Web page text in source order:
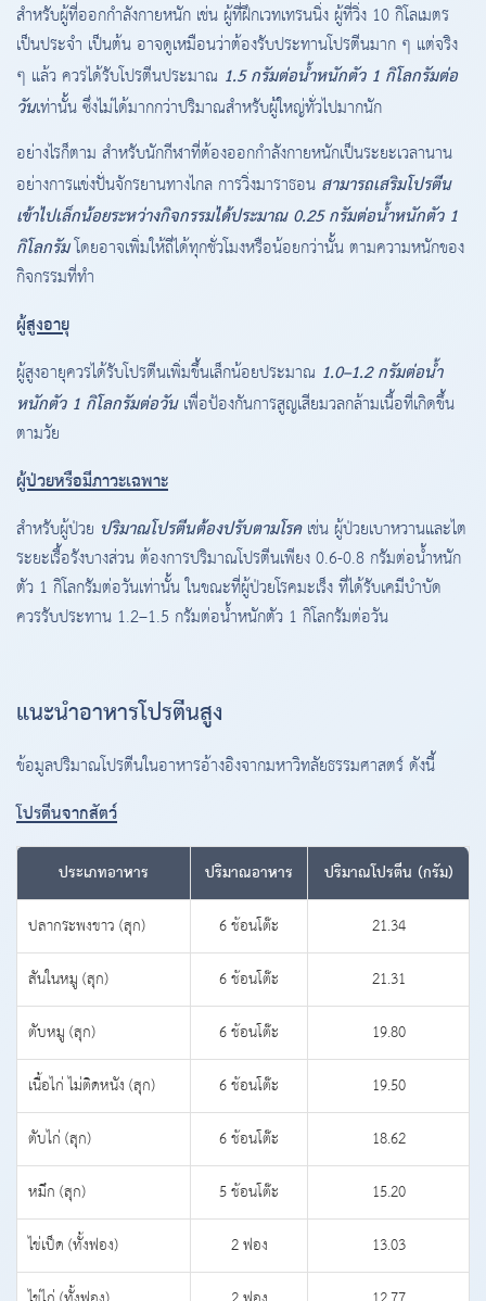
สำหรับผู้ที่ออกกำลังกายหนัก เช่น ผู้ที่ฝึกเวทเทรนนิ่ง ผู้ที่วิ่ง 10 กิโลเมตร
เป็นประจำ เป็นต้น อาจดูเหมือนว่าต้องรับประทานโปรตีนมาก ๆ แต่จริง
ๆ แล้ว ควรได้รับโปรตีนประมาณ 1.5 กรัมต่อน้ำหนักตัว 1 กิโลกรัมต่อ
วันเท่านั้น ซึ่งไม่ได้มากกว่าปริมาณสำหรับผู้ใหญ่ทั่วไปมากนัก
อย่างไรก็ตาม สำหรับนักกีฬาที่ต้องออกกำลังกายหนักเป็นระยะเวลานาน
อย่างการแข่งปั่นจักรยานทางไกล การวิ่งมาราธอน สามารถเสริมโปรตีน
เข้าไปเล็กน้อยระหว่างกิจกรรมได้ประมาณ 0.25 กรัมต่อน้ำหนักตัว 1
กิโลกรัมโดยอาจเพิ่มให้ถี่ได้ทุกชั่วโมงหรือน้อยกว่านั้น ตามความหนักของ
กิจกรรมที่ทำ
ผู้สูงอายุ
ผู้สูงอายุควรได้รับโปรตีนเพิ่มขึ้นเล็กน้อยประมาณ 1.0–1.2 กรัมต่อน้ำ
หนักตัว 1 กิโลกรัมต่อวันเพื่อป้องกันการสูญเสียมวลกล้ามเนื้อที่เกิดขึ้น
ตามวัย
ผู้ป่วยหรือมีภาวะเฉพาะ
สำหรับผู้ป่วย ปริมาณโปรตีนต้องปรับตามโรคเช่น ผู้ป่วยเบาหวานและไต
ระยะเรื้อรังบางส่วน ต้องการปริมาณโปรตีนเพียง 0.6-0.8 กรัมต่อน้ำหนัก
ตัว 1 กิโลกรัมต่อวันเท่านั้น ในขณะที่ผู้ป่วยโรคมะเร็ง ที่ได้รับเคมีบำบัด
ควรรับประทาน 1.2–1.5 กรัมต่อน้ำหนักตัว 1 กิโลกรัมต่อวัน
แนะนำอาหารโปรตีนสูง
ข้อมูลปริมาณโปรตีนในอาหารอ้างอิงจากมหาวิทลัยธรรมศาสตร์ ดังนี้
โปรตีนจากสัตว์
ประเภทอาหาร ปริมาณอาหาร
ปริมาณโปรตีน (กรัม)
ปลากระพงขาว (สุก)
6 ช้อนโต๊ะ
21.34
สันในหมู (สุก)
6 ช้อนโต๊ะ
21.31
ตับหมู (สุก)
6 ช้อนโต๊ะ
19.80
เนื้อไก่ ไม่ติดหนัง (สุก)
6 ช้อนโต๊ะ
19.50
ตับไก่ (สุก)
6 ช้อนโต๊ะ
18.62
หมึก (สุก)
5 ช้อนโต๊ะ
15.20
ไข่เป็ด (ทั้งฟอง)
2 ฟอง
13.03